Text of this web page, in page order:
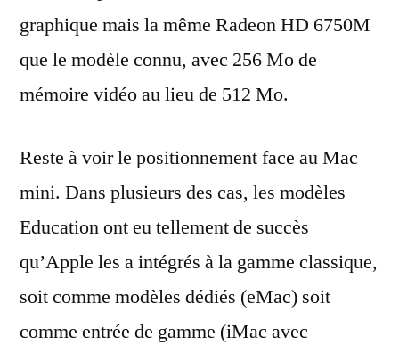
graphique mais la même Radeon HD 6750M
que le modèle connu, avec 256 Mo de
mémoire vidéo au lieu de 512 Mo.
Reste à voir le positionnement face au Mac
mini. Dans plusieurs des cas, les modèles
Education ont eu tellement de succès
qu’Apple les a intégrés à la gamme classique,
soit comme modèles dédiés (eMac) soit
comme entrée de gamme (iMac avec